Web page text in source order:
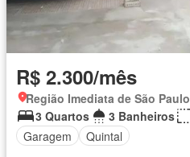
R$ 2.300/mês
3 Quartos
3 Banheiros
Garagem
Quintal